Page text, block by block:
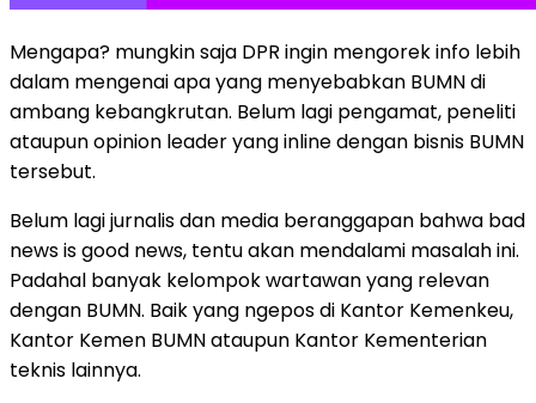
Mengapa? mungkin saja DPR ingin mengorek info lebih
dalam mengenai apa yang menyebabkan BUMN di
ambang kebangkrutan. Belum lagi pengamat, peneliti
ataupun opinion leader yang inline dengan bisnis BUMN
tersebut.
Belum lagi jurnalis dan media beranggapan bahwa bad
news is good news, tentu akan mendalami masalah ini.
Padahal banyak kelompok wartawan yang relevan
dengan BUMN. Baik yang ngepos di Kantor Kemenkeu,
Kantor Kemen BUMN ataupun Kantor Kementerian
teknis lainnya.